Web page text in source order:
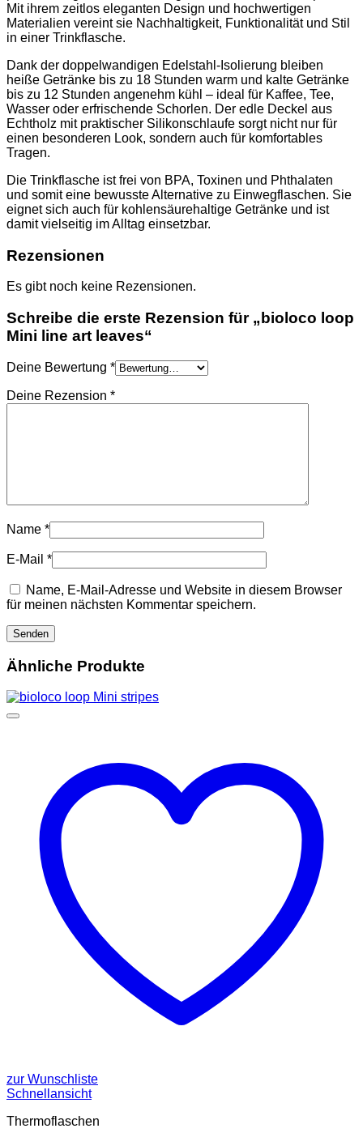
Mit ihrem zeitlos eleganten Design und hochwertigen
Materialien vereint sie Nachhaltigkeit, Funktionalität und Stil
in einer Trinkflasche.
Dank der doppelwandigen Edelstahl-Isolierung bleiben
heiße Getränke bis zu 18 Stunden warm und kalte Getränke
bis zu 12 Stunden angenehm kühl – ideal für Kaffee, Tee,
Wasser oder erfrischende Schorlen. Der edle Deckel aus
Echtholz mit praktischer Silikonschlaufe sorgt nicht nur für
einen besonderen Look, sondern auch für komfortables
Tragen.
Die Trinkflasche ist frei von BPA, Toxinen und Phthalaten
und somit eine bewusste Alternative zu Einwegflaschen. Sie
eignet sich auch für kohlensäurehaltige Getränke und ist
damit vielseitig im Alltag einsetzbar.
Rezensionen
Es gibt noch keine Rezensionen.
Schreibe die erste Rezension für „bioloco loop
Mini line art leaves“
Deine Bewertung *
Deine Rezension *
Name *
E-Mail *
Name, E-Mail-Adresse und Website in diesem Browser
für meinen nächsten Kommentar speichern.
Ähnliche Produkte
zur Wunschliste
Schnellansicht
Thermoflaschen